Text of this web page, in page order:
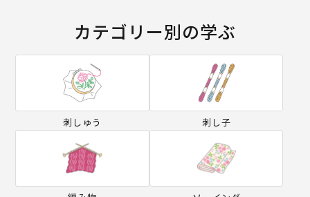
カテゴリー別の学ぶ
刺しゅう 刺し子